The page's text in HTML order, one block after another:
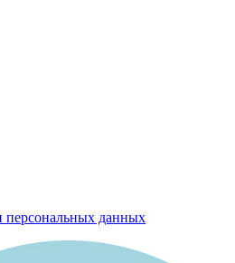
персональных данных